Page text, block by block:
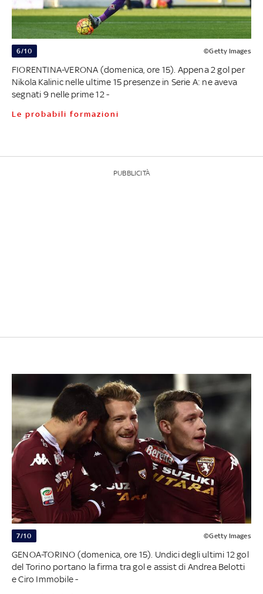
6/10 ©Getty Images
FIORENTINA-VERONA (domenica, ore 15). Appena 2 gol per
Nikola Kalinic nelle ultime 15 presenze in Serie A: ne aveva
segnati 9 nelle prime 12 -
Le probabili formazioni
PUBBLICITÀ
7/10 ©Getty Images
GENOA-TORINO (domenica, ore 15). Undici degli ultimi 12 gol
del Torino portano la firma tra gol e assist di Andrea Belotti
e Ciro Immobile -